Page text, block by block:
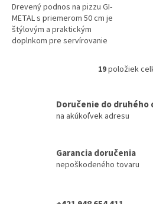
Drevený podnos na pizzu GI-
METAL s priemerom 50 cm je
štýlovým a praktickým
doplnkom pre servírovanie
dreva, dobre udržuje teplotu a
O
á
i
e
19položiek
Doručenie do druhého
na akúkoľvek adresu
Garancia doručenia
nepoškodeného tovaru